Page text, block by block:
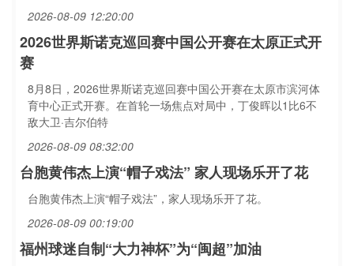
2026-08-09 12:20:00
2026世界斯诺克巡回赛中国公开赛在太原正式开
赛
8月8日，2026世界斯诺克巡回赛中国公开赛在太原市滨河体
育中心正式开赛。在首轮一场焦点对局中，丁俊晖以1比6不
敌大卫·吉尔伯特
2026-08-09 08:32:00
台胞黄伟杰上演“帽子戏法” 家人现场乐开了花
台胞黄伟杰上演“帽子戏法”，家人现场乐开了花。
2026-08-09 00:19:00
福州球迷自制“大力神杯”为“闽超”加油